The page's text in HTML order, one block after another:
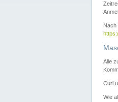
Alle
Curl
Wie